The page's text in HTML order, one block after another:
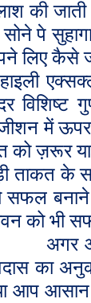
की जाती
सोने पे
लिए कैसे
विशिष्ट
में
को ज़रूर
ताकत के
सफल
को भी
अगर
का
आप आसान